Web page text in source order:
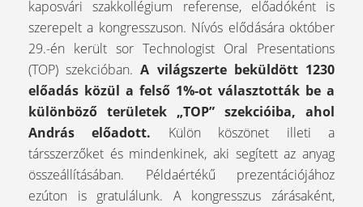
kaposvári szakkollégium referense, előadóként is
szerepelt a kongresszuson. Nívós elődására október
29.-én került sor Technologist Oral Presentations
(TOP) szekcióban.A világszerte beküldött 1230
előadás közül a felső 1%-ot választották be a
különböző területek „TOP” szekcióiba, ahol
András előadott. Külön köszönet illeti a
társszerzőket és mindenkinek, aki segített az anyag
összeállításában. Példaértékű prezentációjához
ezúton is gratulálunk. A kongresszus zárásaként,